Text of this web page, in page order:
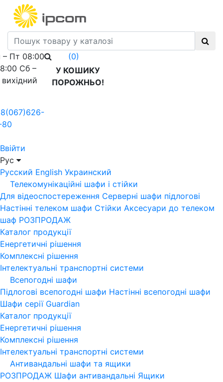
– Пт 08:00
Сб –
80
(0)
У КОШИКУ
ПОРОЖНЬО!
Ввійти
Рус
Русский English Украинский
Телекомунікаційні шафи і стійки
Для відеоспостереження Серверні шафи підлогові
Настінні телеком шафи Стійки Аксесуари до телеком
шаф РОЗПРОДАЖ
Каталог продукції
Енергетичні рішення
Комплексні рішення
Інтелектуальні транспортні системи
Всепогодні шафи
Підлогові всепогодні шафи Настінні всепогодні шафи
Шафи серії Guardian
Каталог продукції
Енергетичні рішення
Комплексні рішення
Інтелектуальні транспортні системи
Антивандальні шафи та ящики
РОЗПРОДАЖ Шафи антивандальні Ящики